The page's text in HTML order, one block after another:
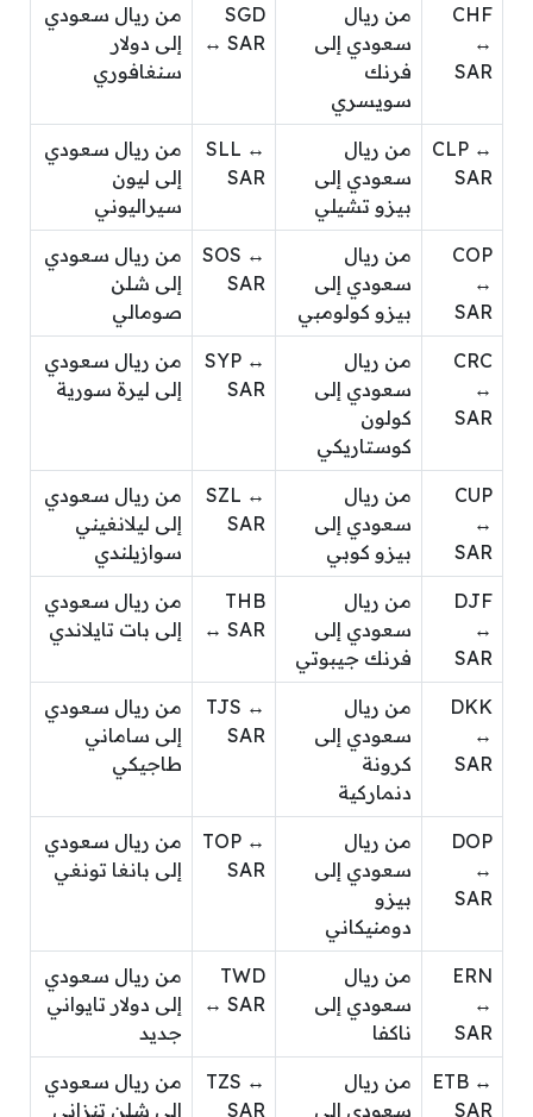
CHF
↔
SAR
من ريال
سعودي إلى
فرنك
سويسري
SGD
↔ SAR
من ريال سعودي
إلى دولار
سنغافوري
CLP ↔
SAR
من ريال
سعودي إلى
بيزو تشيلي
SLL ↔
SAR
من ريال سعودي
إلى ليون
سيراليوني
COP
↔
SAR
من ريال
سعودي إلى
بيزو كولومبي
SOS ↔
SAR
من ريال سعودي
إلى شلن
صومالي
CRC
↔
SAR
من ريال
سعودي إلى
كولون
كوستاريكي
SYP ↔
SAR
من ريال سعودي
إلى ليرة سورية
CUP
↔
SAR
من ريال
سعودي إلى
بيزو كوبي
SZL ↔
SAR
من ريال سعودي
إلى ليلانغيني
سوازيلندي
DJF
↔
SAR
من ريال
سعودي إلى
فرنك جيبوتي
THB
↔ SAR
من ريال سعودي
إلى بات تايلاندي
DKK
↔
SAR
من ريال
سعودي إلى
كرونة
دنماركية
TJS ↔
SAR
من ريال سعودي
إلى ساماني
طاجيكي
DOP
↔
SAR
من ريال
سعودي إلى
بيزو
دومنيكاني
TOP ↔
SAR
من ريال سعودي
إلى بانغا تونغي
ERN
↔
SAR
من ريال
سعودي إلى
ناكفا
TWD
↔ SAR
من ريال سعودي
إلى دولار تايواني
جديد
ETB ↔
SAR
من ريال
سعودي إلى
TZS ↔
SAR
من ريال سعودي
إلى شلن تنزاني